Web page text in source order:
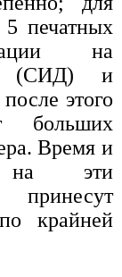
5 печатных
на
(СИД) и
этого
больших
Время и
на эти
принесут
по крайней